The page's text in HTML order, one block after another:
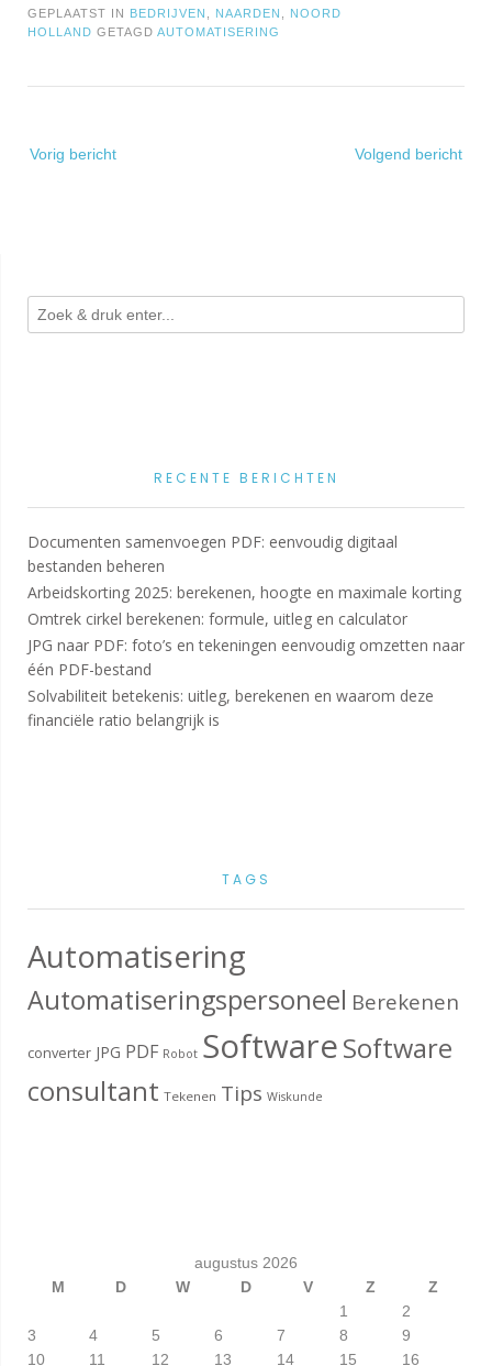
GEPLAATST IN BEDRIJVEN NAARDEN
NOORD
HOLLAND GETAGD AUTOMATISERING
navigatie
Vorig bericht Volgend bericht
RECENTE BERICHTEN
Documenten samenvoegen PDF: eenvoudig digitaal
bestanden beheren
Arbeidskorting 2025: berekenen, hoogte en maximale korting
Omtrek cirkel berekenen: formule, uitleg en calculator
JPG naar PDF: foto’s en tekeningen eenvoudig omzetten naar
één PDF-bestand
Solvabiliteit betekenis: uitleg, berekenen en waarom deze
financiële ratio belangrijk is
TAGS
Automatisering
Automatiseringspersoneel Berekenen
converter JPG PDF Robot SoftwareSoftware
consultant Tekenen Tips Wiskunde
augustus 2026
M
D W D V Z
Z
1
2
3
4 5 6 7 8
9
10
11 12 13 14 15 16